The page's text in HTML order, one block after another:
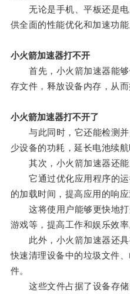
无论是手机、平板还是电
供全面的性能优化和加速功能
小火箭加速器打不开
首先，小火箭加速器能够
存文件，释放设备内存，从
小火箭加速器打不开了
与此同时，它还能检测并
少设备的功耗，延长电池续航
其次，小火箭加速器还能
它通过优化应用程序的运
的加载时间，提高应用的响应
这将使用户能够更快地打
游戏等，提高工作和娱乐效率
此外，小火箭加速器还具
快速清理设备中的垃圾文件
件。
这些文件占据了设备存储